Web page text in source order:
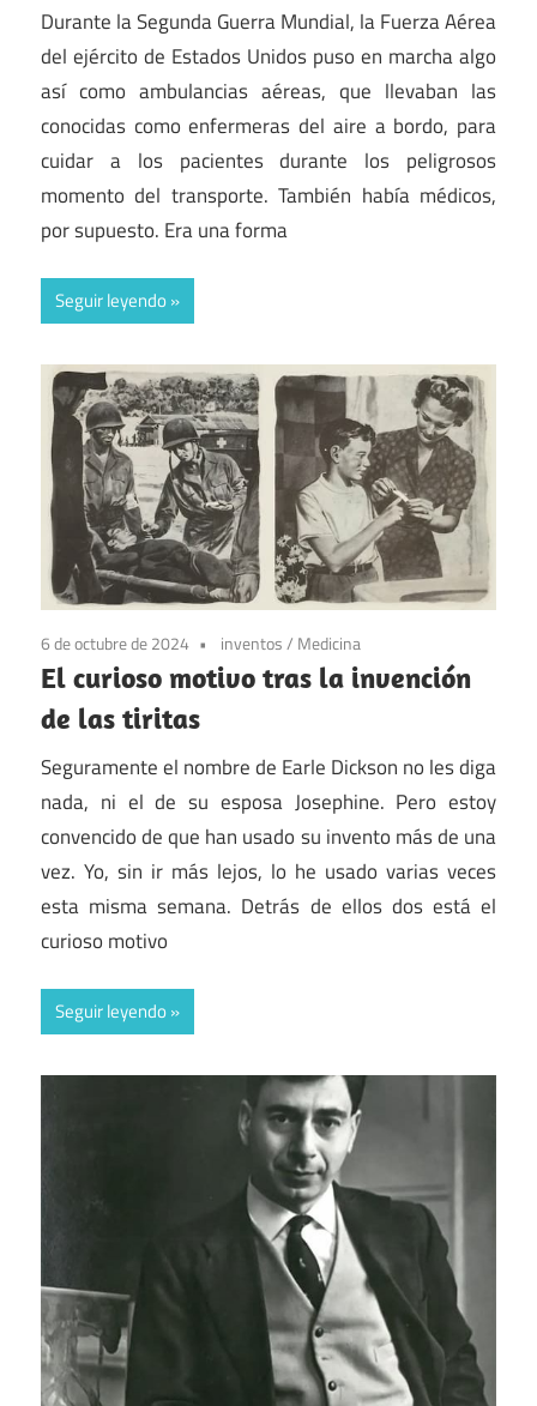
Durante la Segunda Guerra Mundial, la Fuerza Aérea
del ejército de Estados Unidos puso en marcha algo
así como ambulancias aéreas, que llevaban las
conocidas como enfermeras del aire a bordo, para
cuidar a los pacientes durante los peligrosos
momento del transporte. También había médicos,
por supuesto. Era una forma
Seguir leyendo
6 de octubre de 2024 inventos/ Medicina
El curioso motivo tras la invención
de las tiritas
Seguramente el nombre de Earle Dickson no les diga
nada, ni el de su esposa Josephine. Pero estoy
convencido de que han usado su invento más de una
vez. Yo, sin ir más lejos, lo he usado varias veces
esta misma semana. Detrás de ellos dos está el
curioso motivo
Seguir leyendo